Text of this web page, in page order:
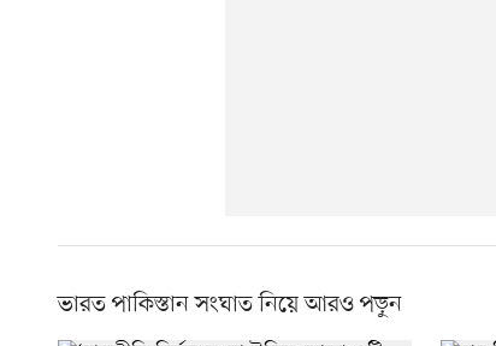
ভারত পাকিস্তান সংঘাত নিয়ে আরও পড়ুন